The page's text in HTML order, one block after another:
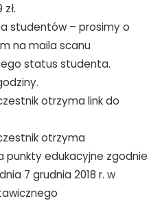
studentów – prosimy o
na maila scanu
status studenta.
otrzyma link do
otrzyma
punkty edukacyjne zgodnie
7 grudnia 2018 r. w